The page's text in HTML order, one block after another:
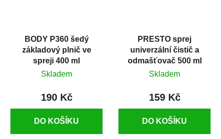
BODY P360 šedý
základový plnič ve
spreji 400 ml
Skladem
190 Kč
DO KOŠÍKU
PRESTO sprej
univerzální čistič a
odmašťovač 500 ml
Skladem
159 Kč
DO KOŠÍKU